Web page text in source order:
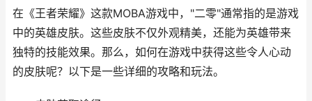
在《王者荣耀》这款MOBA游戏中，"二零"通常指的是游戏
中的英雄皮肤。这些皮肤不仅外观精美，还能为英雄带来
独特的技能效果。那么，如何在游戏中获得这些令人心动
的皮肤呢？以下是一些详细的攻略和玩法。